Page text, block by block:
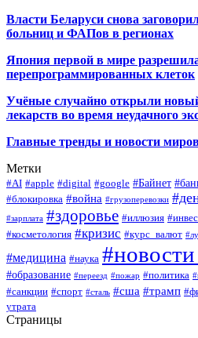
Власти Беларуси снова
больниц и ФАПов в регионах
Япония первой в мире
перепрограммированных клеток
Учёные случайно открыли новый
лекарств во время неудачного
Главные тренды и новости
Метки
#AI #apple #digital #google #Байнет
#блокировка #война #грузоперевозки
#зарплата #здоровье #иллюзия
#косметология #кризис #курс_валют
#медицина #наука
#образование #переезд #пожар #политика
#санкции #спорт #сталь #сша #трамп
утрата
Страницы